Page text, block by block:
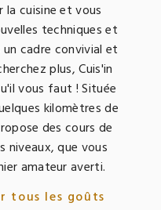
la cuisine et vous
techniques et
cadre convivial et
plus, Cuis'in
vous faut ! Située
kilomètres de
des cours de
niveaux, que vous
amateur averti.
tous les goûts